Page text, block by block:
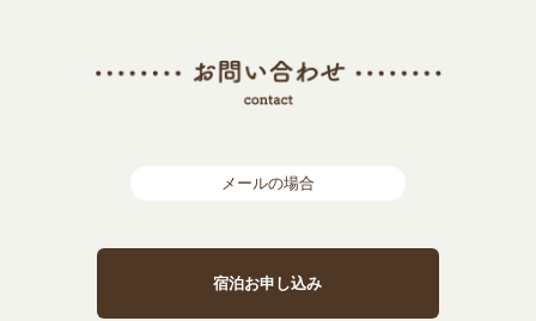
メールの場合
宿泊お申し込み